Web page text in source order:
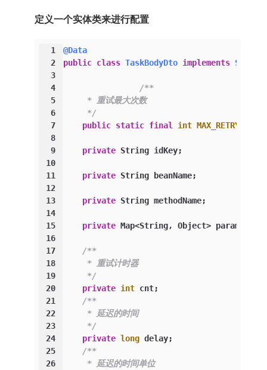
定义一个实体类来进行配置
1
2
3
4
5
6
7
8
9
10
11
12
13
14
15
16
17
18
19
20
21
22
23
24
25
26
@Data
public class TaskBodyDto implements
/**
     * 重试最大次数
     */
public static final int MAX_RETRY
private String idKey;
private String beanName;
private String methodName;
private Map<String, Object> paramMap;
/**
     * 重试计时器
     */
private int cnt;
/**
     * 延迟的时间
     */
private long delay;
/**
     * 延迟的时间单位